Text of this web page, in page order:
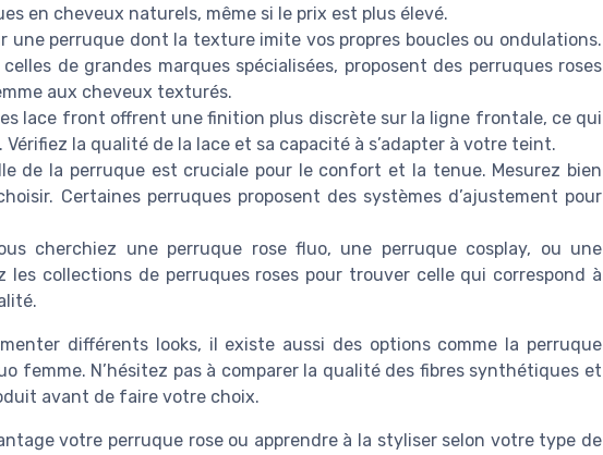
en cheveux naturels, même si le prix est plus élevé.
une perruque dont la texture imite vos propres boucles ou ondulations.
de grandes marques spécialisées, proposent des perruques roses
aux cheveux texturés.
lace front offrent une finition plus discrète sur la ligne frontale, ce qui
la qualité de la lace et sa capacité à s’adapter à votre teint.
de la perruque est cruciale pour le confort et la tenue. Mesurez bien
Certaines perruques proposent des systèmes d’ajustement pour
cherchiez une perruque rose fluo, une perruque cosplay, ou une
les collections de perruques roses pour trouver celle qui correspond à
différents looks, il existe aussi des options comme la perruque
femme. N’hésitez pas à comparer la qualité des fibres synthétiques et
avant de faire votre choix.
votre perruque rose ou apprendre à la styliser selon votre type de